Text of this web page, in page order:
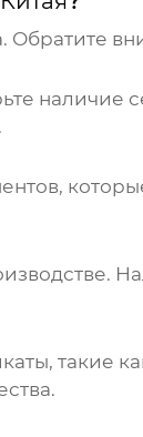
Обратите
наличие
,
такие